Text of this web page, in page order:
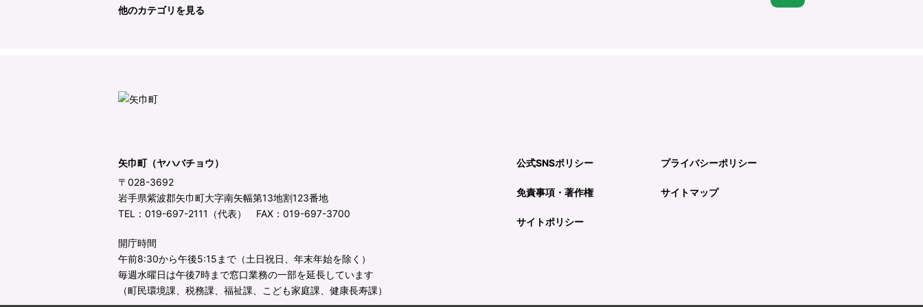
他のカテゴリを見る
矢巾町（ヤハバチョウ）
〒028-3692
岩手県紫波郡矢巾町大字南矢幅第13地割123番地
TEL：019-697-2111（代表） FAX：019-697-3700
開庁時間
午前8:30から午後5:15まで（土日祝日、年末年始を除く）
毎週水曜日は午後7時まで窓口業務の一部を延長しています
（町民環境課、税務課、福祉課、こども家庭課、健康長寿課）
公式SNSポリシー プライバシーポリシー
免責事項・著作権 サイトマップ
サイトポリシー